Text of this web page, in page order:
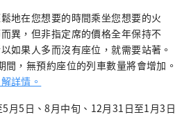
地在您想要的時間乘坐您想要的火
異，但非指定席的價格全年保持不
如果人多而沒有座位，就需要站著。
，無預約座位的列車數量將會增加。
詳情。
月5日、8月中旬、12月31日至1月3日